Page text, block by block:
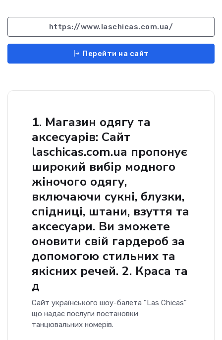
https://www.laschicas.com.ua/
Перейти на сайт
1. Магазин одягу та
аксесуарів: Сайт
laschicas.com.ua пропонує
широкий вибір модного
жіночого одягу,
включаючи сукні, блузки,
спідниці, штани, взуття та
аксесуари. Ви зможете
оновити свій гардероб за
допомогою стильних та
якісних речей. 2. Краса та
д
Сайт українського шоу-балета "Las Chicas"
що надає послуги постановки
танцювальних номерів.